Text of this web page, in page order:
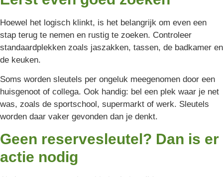
Hoewel het logisch klinkt, is het belangrijk om even een
stap terug te nemen en rustig te zoeken. Controleer
standaardplekken zoals jaszakken, tassen, de badkamer en
de keuken.
Soms worden sleutels per ongeluk meegenomen door een
huisgenoot of collega. Ook handig: bel een plek waar je net
was, zoals de sportschool, supermarkt of werk. Sleutels
worden daar vaker gevonden dan je denkt.
Geen reservesleutel? Dan is er
actie nodig